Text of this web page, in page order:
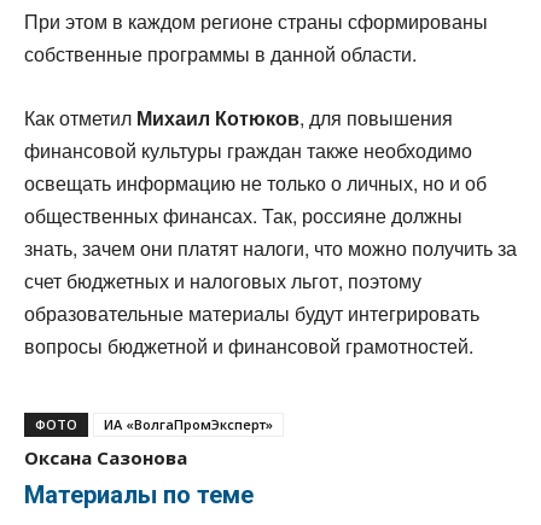
При этом в каждом регионе страны сформированы
собственные программы в данной области.
Как отметил Михаил Котюков, для повышения
финансовой культуры граждан также необходимо
освещать информацию не только о личных, но и об
общественных финансах. Так, россияне должны
знать, зачем они платят налоги, что можно получить за
счет бюджетных и налоговых льгот, поэтому
образовательные материалы будут интегрировать
вопросы бюджетной и финансовой грамотностей.
ФОТО ИА «ВолгаПромЭксперт»
Оксана Сазонова
Материалы по теме